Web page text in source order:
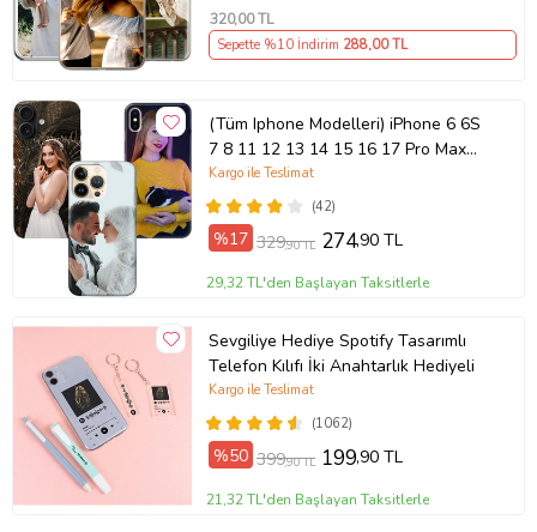
320,00 TL
Sepette %10 İndirim 288,00 TL
(Tüm Iphone Modelleri) iPhone 6 6S
7 8 11 12 13 14 15 16 17 Pro Max
Plus Mini Kişiye Özel Resimli
Fotoğraflı Kılıf(42)
Kargo ile Teslimat
%17 329,90 TL 274,90 TL
29,32 TL'den Başlayan Taksitlerle
Sevgiliye Hediye Spotify Tasarımlı
Telefon Kılıfı İki Anahtarlık Hediyeli
(1062)
Kargo ile Teslimat
%50 399,90 TL 199,90 TL
21,32 TL'den Başlayan Taksitlerle